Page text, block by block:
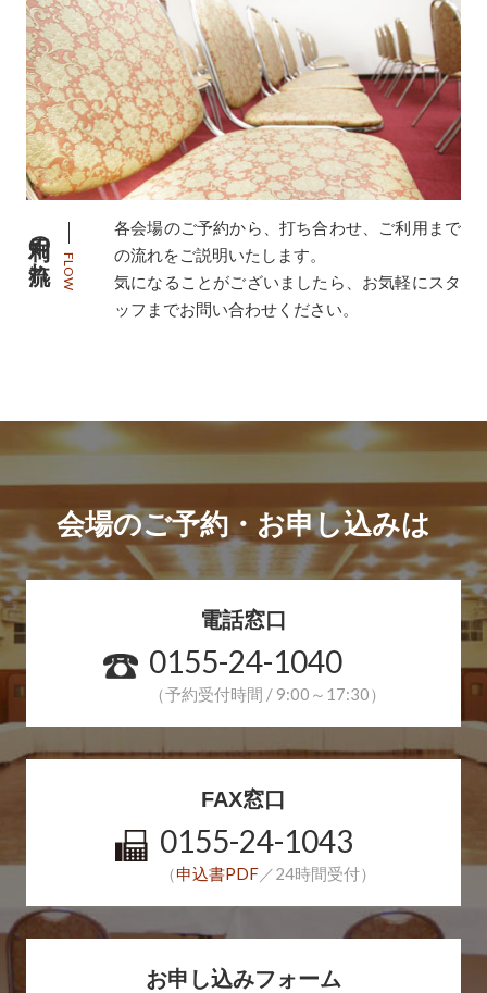
FLOW
利用の流れ
各会場のご予約から、打ち合わせ、ご利用まで
の流れをご説明いたします。
気になることがございましたら、お気軽にスタ
ッフまでお問い合わせください。
会場のご予約・お申し込みは
電話窓口
0155-24-1040
（予約受付時間 / 9:00～17:30）
FAX窓口
0155-24-1043
（申込書PDF／24時間受付）
お申し込みフォーム